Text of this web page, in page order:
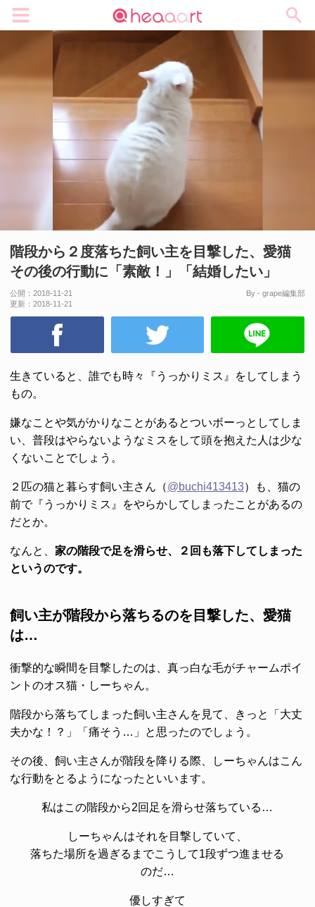
階段から２度落ちた飼い主を目撃した、愛猫
その後の行動に「素敵！」「結婚したい」
公開： 2018-11-21
更新： 2018-11-21
By - grape編集部
生きていると、誰でも時々『うっかりミス』をしてしまう
もの。
嫌なことや気がかりなことがあるとついボーっとしてしま
い、普段はやらないようなミスをして頭を抱えた人は少な
くないことでしょう。
２匹の猫と暮らす飼い主さん（@buchi413413）も、猫の
前で『うっかりミス』をやらかしてしまったことがあるの
だとか。
なんと、 家の階段で足を滑らせ、２回も落下してしまった
というのです。
飼い主が階段から落ちるのを目撃した、愛猫
は…
衝撃的な瞬間を目撃したのは、真っ白な毛がチャームポイ
ントのオス猫・しーちゃん。
階段から落ちてしまった飼い主さんを見て、きっと「大丈
夫かな！？」「痛そう…」と思ったのでしょう。
その後、飼い主さんが階段を降りる際、しーちゃんはこん
な行動をとるようになったといいます。
私はこの階段から2回足を滑らせ落ちている…
しーちゃんはそれを目撃していて、
落ちた場所を過ぎるまでこうして1段ずつ進ませる
のだ…
優しすぎて